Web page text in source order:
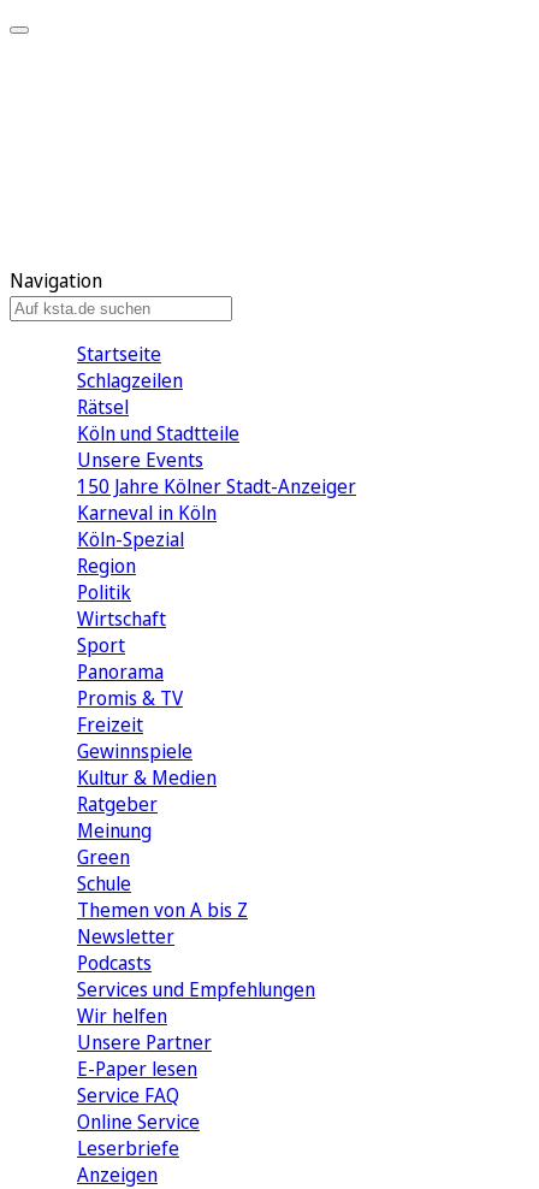
Navigation
Startseite
Schlagzeilen
Rätsel
Köln und Stadtteile
Unsere Events
150 Jahre Kölner Stadt-Anzeiger
Karneval in Köln
Köln-Spezial
Region
Politik
Wirtschaft
Sport
Panorama
Promis & TV
Freizeit
Gewinnspiele
Kultur & Medien
Ratgeber
Meinung
Green
Schule
Themen von A bis Z
Newsletter
Podcasts
Services und Empfehlungen
Wir helfen
Unsere Partner
E-Paper lesen
Service FAQ
Online Service
Leserbriefe
Anzeigen